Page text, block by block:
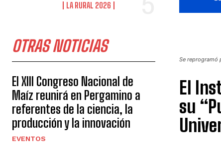
LA RURAL 2026
OTRAS NOTICIAS
El XIII Congreso Nacional de
Maíz reunirá en Pergamino a
referentes de la ciencia, la
producción y la innovación
EVENTOS
Se reprogramó
El
su